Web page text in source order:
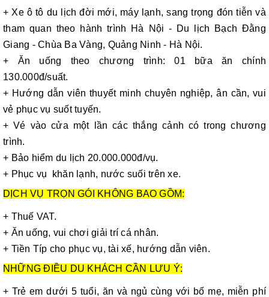
+ Xe ô tô du lịch đời mới, máy lạnh, sang trọng đón tiễn và
tham quan theo hành trình Hà Nội - Du lịch Bạch Đằng
Giang - Chùa Ba Vàng, Quảng Ninh - Hà Nội.
+ Ăn uống theo chương trình: 01 bữa ăn chính
130.000đ/suất.
+ Hướng dẫn viên thuyết minh chuyên nghiệp, ân cần, vui
vẻ phục vụ suốt tuyến.
+ Vé vào cửa một lần các thắng cảnh có trong chương
trình.
+ Bảo hiểm du lịch 20.000.000đ/vụ.
+ Phục vụ khăn lạnh, nước suối trên xe.
DỊCH VỤ TRỌN GÓI KHÔNG BAO GỒM:
+ Thuế VAT.
+ Ăn uống, vui chơi giải trí cá nhân.
+ Tiền Típ cho phục vụ, tài xế, hướng dẫn viên.
NHỮNG ĐIỀU DU KHÁCH CẦN LƯU Ý:
+ Trẻ em dưới 5 tuổi, ăn và ngủ cùng với bố mẹ, miễn phí